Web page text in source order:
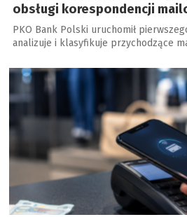
obsługi korespondencji
PKO Bank Polski uruchomił
analizuje i klasyfikuje przychodzące
a